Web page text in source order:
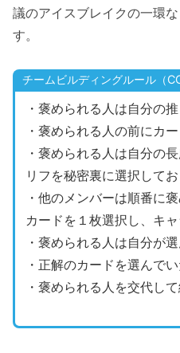
議のアイスブレイクの一環
す。
チームビルディングルール（
・褒められる人は自分の
・褒められる人の前にカ
・褒められる人は自分の
リフを秘密裏に選択してお
・他のメンバーは順番に
カードを１枚選択し、キ
・褒められる人は自分が
・正解のカードを選んで
・褒められる人を交代し